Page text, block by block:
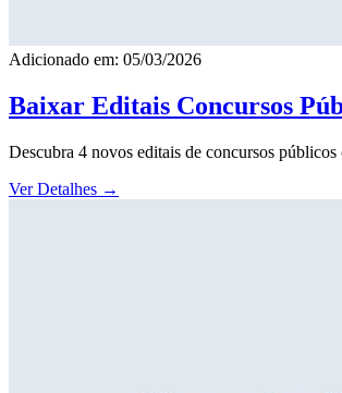
Adicionado em: 05/03/2026
Baixar Editais Concursos
Descubra 4 novos editais de concursos
Ver Detalhes →